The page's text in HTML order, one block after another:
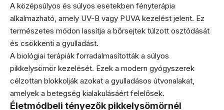
A középsúlyos és súlyos esetekben fényterápia
alkalmazható, amely UV-B vagy PUVA kezelést jelent. Ez
természetes módon lassítja a bőrsejtek túlzott osztódását
és csökkenti a gyulladást.
A biológiai terápiák forradalmasították a súlyos
pikkelysömör kezelését. Ezek a modern gyógyszerek
célzottan blokkolják azokat a gyulladásos útvonalakat,
amelyek a betegség kialakulásáért felelősek.
Életmódbeli tényezők pikkelysömörnél